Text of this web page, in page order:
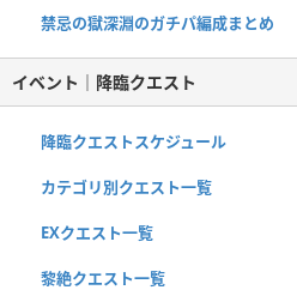
禁忌の獄深淵のガチパ編成まとめ
イベント｜降臨クエスト
降臨クエストスケジュール
カテゴリ別クエスト一覧
EXクエスト一覧
黎絶クエスト一覧